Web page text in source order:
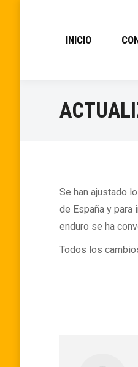
INICIO
Se han ajustado
de España y para
enduro se ha
Todos los